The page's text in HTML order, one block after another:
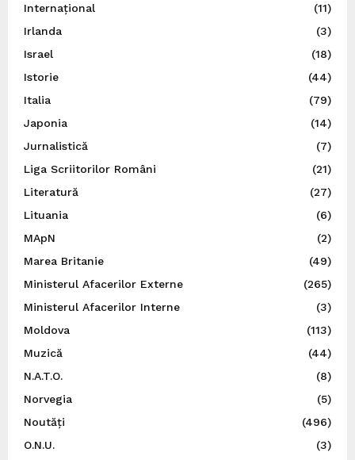
Internațional
(11)
Irlanda
(3)
Israel
(18)
Istorie
(44)
Italia
(79)
Japonia
(14)
Jurnalistică
(7)
Liga Scriitorilor Români
(21)
Literatură
(27)
Lituania
(6)
MApN
(2)
Marea Britanie
(49)
Ministerul Afacerilor Externe
(265)
Ministerul Afacerilor Interne
(3)
Moldova
(113)
Muzică
(44)
N.A.T.O.
(8)
Norvegia
(5)
Noutăți
(496)
O.N.U.
(3)